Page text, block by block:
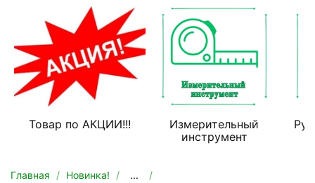
Товар по АКЦИИ!!!
Измерительный
инструмент
Главная Новинка!
...